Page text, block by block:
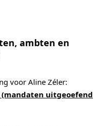
ambten en
voor Aline Zéler:
uitgeoefend